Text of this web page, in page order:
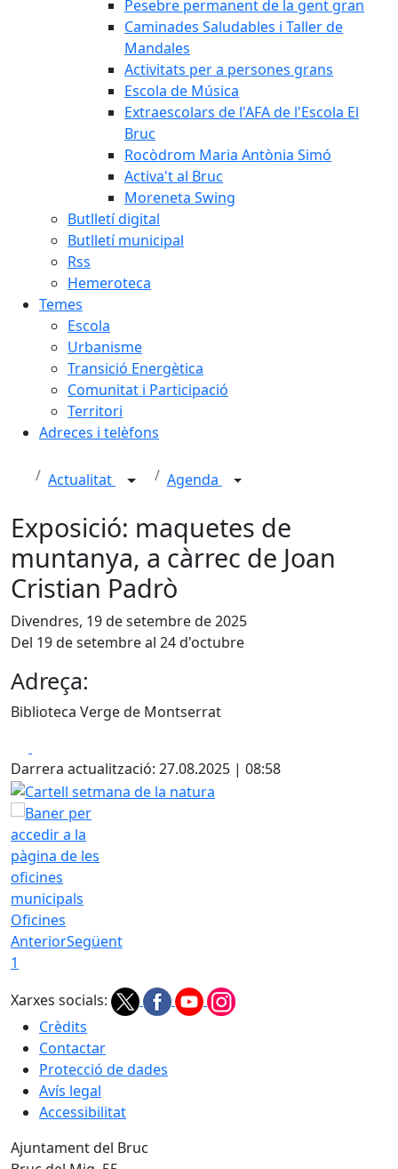
Pesebre permanent de la gent gran
Caminades Saludables i Taller de
Mandales
Activitats per a persones grans
Escola de Música
Extraescolars de l'AFA de l'Escola El
Bruc
Rocòdrom Maria Antònia Simó
Activa't al Bruc
Moreneta Swing
Butlletí digital
Butlletí municipal
Rss
Hemeroteca
Temes
Escola
Urbanisme
Transició Energètica
Comunitat i Participació
Territori
Adreces i telèfons
Actualitat Agenda
Exposició: maquetes de
muntanya, a càrrec de Joan
Cristian Padrò
Divendres, 19 de setembre de 2025
Del 19 de setembre al 24 d'octubre
Adreça:
Biblioteca Verge de Montserrat
Darrera actualització: 27.08.2025 | 08:58
Cartell setmana de la natura
Oficines
AnteriorSegüent
1
Xarxes socials:
Crèdits
Contactar
Protecció de dades
Avís legal
Accessibilitat
Ajuntament del Bruc